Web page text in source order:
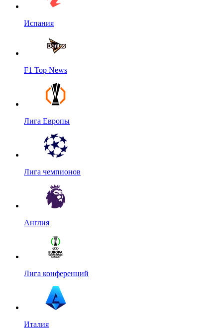
Испания
F1 Top News
Лига Европы
Лига чемпионов
Англия
Лига конференций
Италия